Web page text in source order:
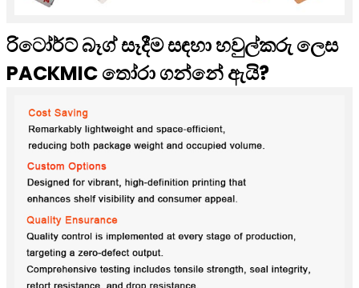
රිටෝර්ට් බෑග් සෑදීම සඳහා හවුල්කරු ලෙස
PACKMIC තෝරා ගන්නේ ඇයි?